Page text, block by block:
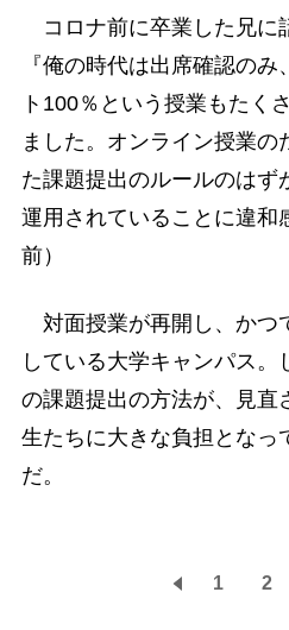
コロナ前に卒業した兄に
『俺の時代は出席確認の
ト100％という授業もたく
ました。オンライン授業の
た課題提出のルールのはず
運用されていることに違和
前）
対面授業が再開し、かつ
している大学キャンパス。
の課題提出の方法が、見直
生たちに大きな負担となっ
だ。
1 2